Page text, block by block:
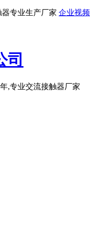
专业生产厂家 企业视频
,专业交流接触器厂家